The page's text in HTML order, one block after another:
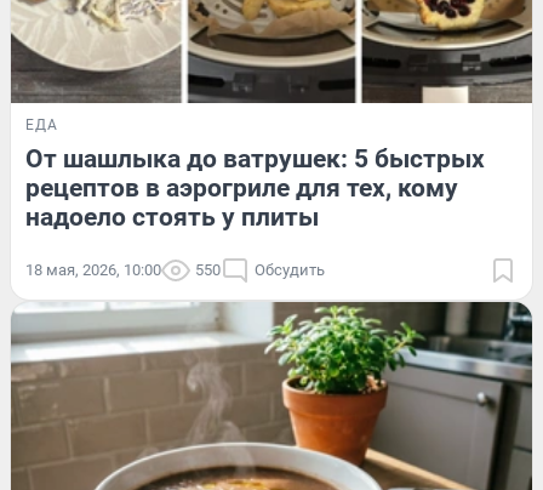
ЕДА
От шашлыка до ватрушек: 5 быстрых
рецептов в аэрогриле для тех, кому
надоело стоять у плиты
18 мая, 2026, 10:00 550 Обсудить